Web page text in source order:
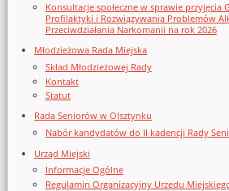
Konsultacje społeczne w sprawie przyjęcia
Profilaktyki i Rozwiązywania Problemów
Przeciwdziałania Narkomanii na rok 2026
Młodzieżowa Rada Miejska
Skład Młodzieżowej Rady
Kontakt
Statut
Rada Seniorów w Olsztynku
Nabór kandydatów do II kadencji Rady
Urząd Miejski
Informacje Ogólne
Regulamin Organizacyjny Urzedu